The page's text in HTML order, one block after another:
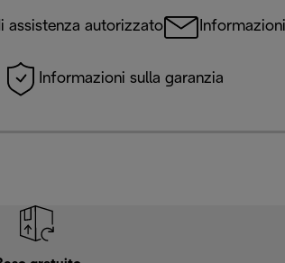
assistenza autorizzato
Informazioni sulla garanzia